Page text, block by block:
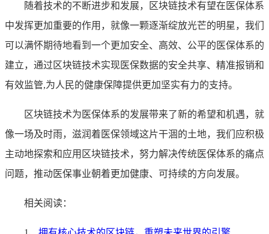
随着技术的不断进步和发展，区块链技术有望在医保体系
中发挥更加重要的作用，就像一颗逐渐绽放光芒的明星，我们
可以满怀期待地看到一个更加安全、高效、公平的医保体系的
建立，通过区块链技术实现医保数据的安全共享、精准报销和
有效监管,为人民的健康保障提供更加坚实有力的支持。
区块链技术为医保体系的发展带来了新的希望和机遇，就
像一场及时雨，滋润着医保领域这片干涸的土地，我们应积极
主动地探索和应用区块链技术，努力解决传统医保体系的痛点
问题，推动医保事业朝着更加健康、可持续的方向发展。
相关阅读：